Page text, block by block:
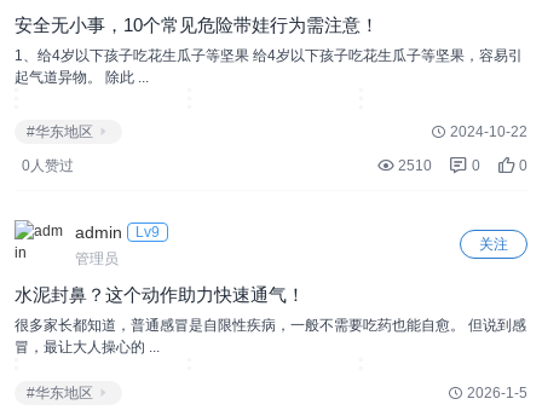
安全无小事，10个常见危险带娃行为需注意！
1、给4岁以下孩子吃花生瓜子等坚果 给4岁以下孩子吃花生瓜子等坚果，容易引
起气道异物。 除此 ...
#华东地区
2024-10-22
0人赞过
2510 0 0
admin
Lv9
管理员
关注
水泥封鼻？这个动作助力快速通气！
很多家长都知道，普通感冒是自限性疾病，一般不需要吃药也能自愈。 但说到感
冒，最让大人操心的 ...
#华东地区
2026-1-5